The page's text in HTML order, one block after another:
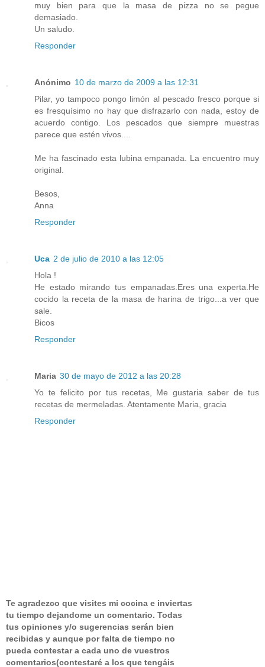
muy bien para que la masa de pizza no se pegue
demasiado.
Un saludo.
Responder
Anónimo 10 de marzo de 2009 a las 12:31
Pilar, yo tampoco pongo limón al pescado fresco porque si
es fresquísimo no hay que disfrazarlo con nada, estoy de
acuerdo contigo. Los pescados que siempre muestras
parece que estén vivos....
Me ha fascinado esta lubina empanada. La encuentro muy
original.
Besos,
Anna
Responder
Uca 2 de julio de 2010 a las 12:05
Hola !
He estado mirando tus empanadas.Eres una experta.He
cocido la receta de la masa de harina de trigo...a ver que
sale.
Bicos
Responder
Maria 30 de mayo de 2012 a las 20:28
Yo te felicito por tus recetas, Me gustaria saber de tus
recetas de mermeladas. Atentamente Maria, gracia
Responder
Te agradezco que visites mi cocina e inviertas
tu tiempo dejandome un comentario. Todas
tus opiniones y/o sugerencias serán bien
recibidas y aunque por falta de tiempo no
pueda contestar a cada uno de vuestros
comentarios(contestaré a los que tengáis